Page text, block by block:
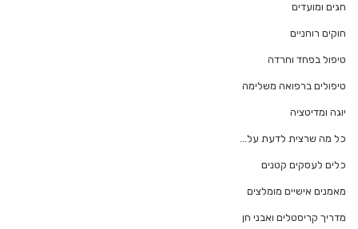
חגים ומועדים
חוקים רוחניים
טיפול בפחד וחרדה
טיפולים ברפואה משלימה
יוגה ומדיטציה
כל מה שרצית לדעת על…
כלים לעסקים קטנים
מאמנים אישיים מומלצים
מדריך קריסטלים ואבני חן